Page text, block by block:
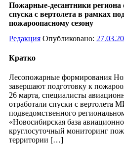
Пожарные-десантники
спуска с вертолета в рамках
пожароопасному сезону
Редакция Опубликовано:
Кратко
Лесопожарные формирования
завершают подготовку к
26 марта, специалисты
отработали спуски с вертолета
подведомственного
«Новосибирская база
круглосуточный мониторинг
территории […]